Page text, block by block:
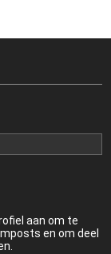
aan om te
en om deel